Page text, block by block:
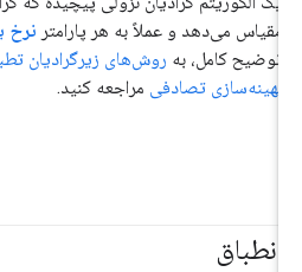
مقیاس می‌دهد و عملاً به هر پارامترنرخ
توضیح کامل، به روش‌های زیرگرادیان
بهینه‌سازی تصادفیمراجعه کنید.
انطباق
#هوش_مصنوعی_تولیدی